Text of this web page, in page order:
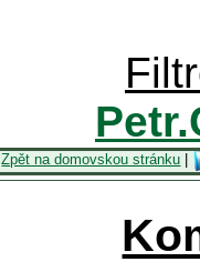
Zpět na domovskou stránku